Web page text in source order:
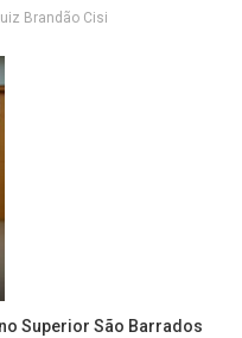
Brandão Cisi
Superior São Barrados